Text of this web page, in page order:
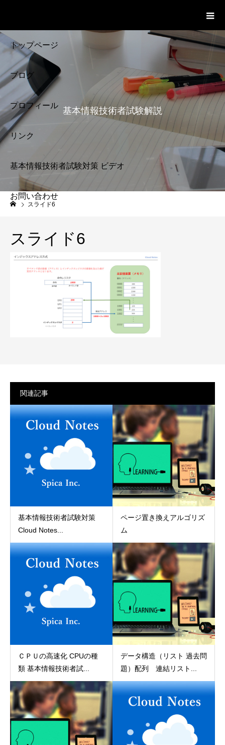
トップページ
ブログ
プロフィール
リンク
基本情報技術者試験対策 ビデオ
お問い合わせ
基本情報技術者試験解説
スライド6
スライド6
関連記事
基本情報技術者試験対策
Cloud Notes...
ページ置き換えアルゴリズ
ム
ＣＰＵの高速化 CPUの種
類 基本情報技術者試...
データ構造（リスト 過去問
題）配列 連結リスト...